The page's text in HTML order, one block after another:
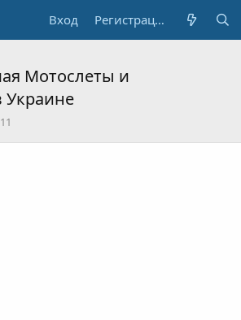
Вход Регистрация
Мотослеты и
Украине